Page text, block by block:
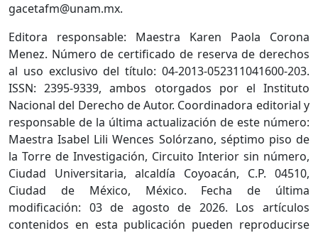
gacetafm@unam.mx.
Editora responsable: Maestra Karen Paola Corona
Menez. Número de certificado de reserva de derechos
al uso exclusivo del título: 04-2013-052311041600-203.
ISSN: 2395-9339, ambos otorgados por el Instituto
Nacional del Derecho de Autor. Coordinadora editorial y
responsable de la última actualización de este número:
Maestra Isabel Lili Wences Solórzano, séptimo piso de
la Torre de Investigación, Circuito Interior sin número,
Ciudad Universitaria, alcaldía Coyoacán, C.P. 04510,
Ciudad de México, México. Fecha de última
modificación: 03 de agosto de 2026. Los artículos
contenidos en esta publicación pueden reproducirse